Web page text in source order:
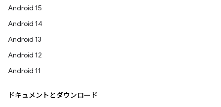
Android 15
Android 14
Android 13
Android 12
Android 11
ドキュメントとダウンロード